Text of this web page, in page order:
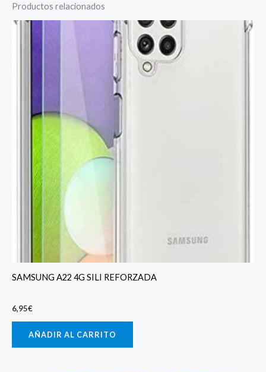
Productos relacionados
SAMSUNG A22 4G SILI REFORZADA
6,95€
AÑADIR AL CARRITO